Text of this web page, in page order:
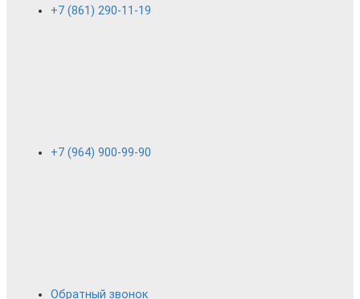
+7 (861) 290-11-19
+7 (964) 900-99-90
Обратный звонок